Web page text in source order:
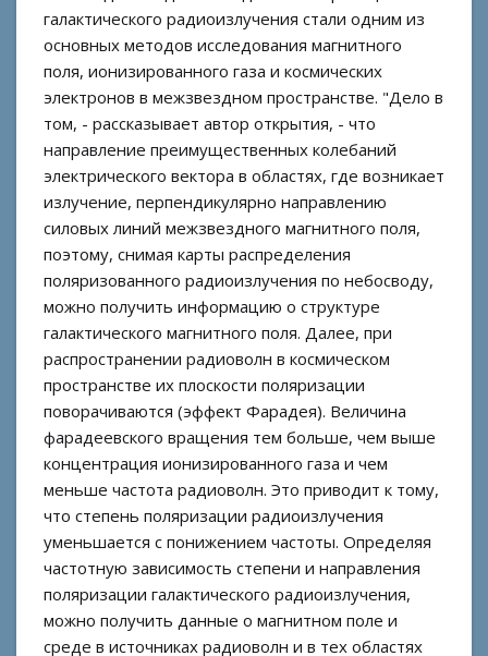
галактического радиоизлучения стали одним из
основных методов исследования магнитного
поля, ионизированного газа и космических
электронов в межзвездном пространстве. "Дело в
том, - рассказывает автор открытия, - что
направление преимущественных колебаний
электрического вектора в областях, где возникает
излучение, перпендикулярно направлению
силовых линий межзвездного магнитного поля,
поэтому, снимая карты распределения
поляризованного радиоизлучения по небосводу,
можно получить информацию о структуре
галактического магнитного поля. Далее, при
распространении радиоволн в космическом
пространстве их плоскости поляризации
поворачиваются (эффект Фарадея). Величина
фарадеевского вращения тем больше, чем выше
концентрация ионизированного газа и чем
меньше частота радиоволн. Это приводит к тому,
что степень поляризации радиоизлучения
уменьшается с понижением частоты. Определяя
частотную зависимость степени и направления
поляризации галактического радиоизлучения,
можно получить данные о магнитном поле и
среде в источниках радиоволн и в тех областях